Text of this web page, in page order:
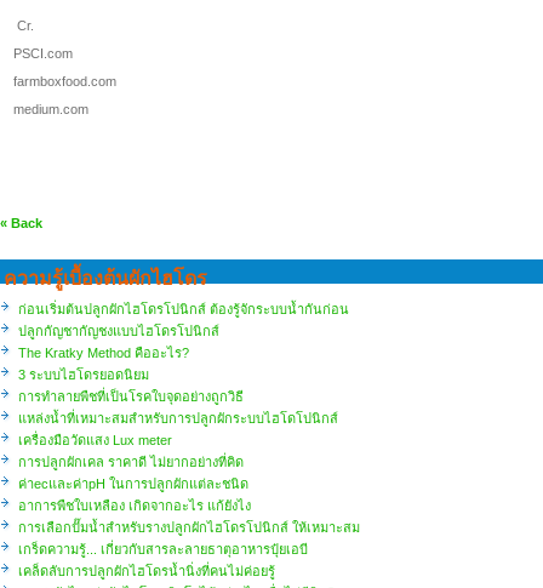
Cr.
PSCI.com
farmboxfood.com
medium.com
« Back
ความรู้เบื้องต้นผักไฮโดร
ก่อนเริ่มต้นปลูกผักไฮโดรโปนิกส์ ต้องรู้จักระบบน้ำกันก่อน
ปลูกกัญชากัญชงแบบไฮโดรโปนิกส์
The Kratky Method คืออะไร?
3 ระบบไฮโดรยอดนิยม
การทำลายพืชที่เป็นโรคใบจุดอย่างถูกวิธี
แหล่งน้ำที่เหมาะสมสำหรับการปลูกผักระบบไฮโดโปนิกส์
เครื่องมือวัดแสง Lux meter
การปลูกผักเคล ราคาดี ไม่ยากอย่างที่คิด
ค่าecและค่าpH ในการปลูกผักแต่ละชนิด
อาการพืชใบเหลือง เกิดจากอะไร แก้ยังไง
การเลือกปั๊มน้ำสำหรับรางปลูกผักไฮโดรโปนิกส์ ให้เหมาะสม
เกร็ดความรู้... เกี่ยวกับสารละลายธาตุอาหารปุ๋ยเอบี
เคล็ดลับการปลูกผักไฮโดรน้ำนิ่งที่คนไม่ค่อยรู้